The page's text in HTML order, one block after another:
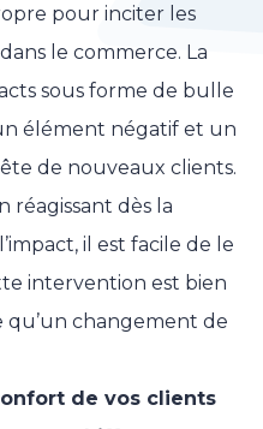
pour inciter les
le commerce. La
sous forme de bulle
élément négatif et un
de nouveaux clients.
réagissant dès la
il est facile de le
intervention est bien
qu’un changement de
de vos clients